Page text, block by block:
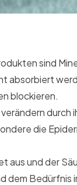
sind
absorbiert
blockieren.
die
aus und der
dem